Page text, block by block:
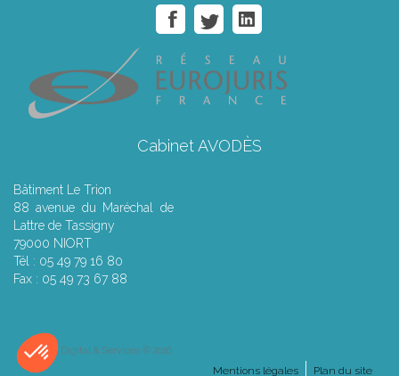
Cabinet AVODÈS
Bâtiment Le Trion
88 avenue du Maréchal de
Lattre de Tassigny
79000 NIORT
Tél : 05 49 79 16 80
Fax : 05 49 73 67 88
Septeo Digital & Services © 2016
Plan du site
Mentions légales